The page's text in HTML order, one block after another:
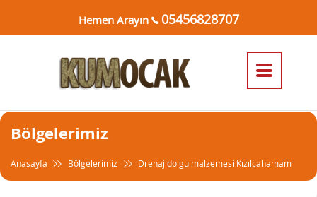
Hemen Arayın 05456828707
Bölgelerimiz
Anasayfa Bölgelerimiz Drenaj dolgu malzemesi Kızılcahamam